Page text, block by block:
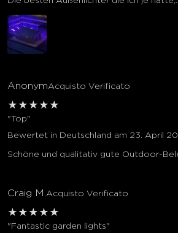
AnonymAcquisto Verificato
★ ★ ★ ★ ★
"Top"
Bewertet in Deutschland am 23. April
Schöne und qualitativ gute Outdoor-
Craig M. Acquisto Verificato
★ ★ ★ ★ ★
"Fantastic garden lights"